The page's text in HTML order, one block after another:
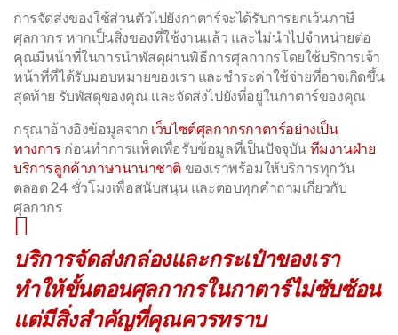
การจัดส่งของใช้ส่วนตัวไปยังกาตาร์จะได้รับการยกเว้นภาษี
ศุลกากร หากเป็นสิ่งของที่ใช้งานแล้ว และไม่นำไปจำหน่ายต่อ
คุณมีหน้าที่ในการนำพัสดุผ่านพิธีการศุลกากรโดยใช้บริการเจ้า
หน้าที่ที่ได้รับมอบหมายของเรา และชำระค่าใช้จ่ายที่อาจเกิดขึ้น
สุดท้าย รับพัสดุของคุณ และจัดส่งไปยังที่อยู่ในกาตาร์ของคุณ
กรุณาอ้างอิงข้อมูลจาก เว็บไซต์ศุลกากรกาตาร์อย่างเป็น
ทางการ ก่อนทำการแพ็คเพื่อรับข้อมูลที่เป็นปัจจุบันทีมงานฝ่าย
บริการลูกค้าภาษานานาชาติของเราพร้อมให้บริการทุกวัน
ตลอด 24 ชั่วโมงเพื่อสนับสนุน และตอบทุกคำถามเกี่ยวกับ
ศุลกากร
บริการจัดส่งกล่องและกระเป๋าของเรา
ทำให้ขั้นตอนศุลกากรในกาตาร์ไม่ซับซ้อน
แต่มีสิ่งสำคัญที่คุณควรทราบ